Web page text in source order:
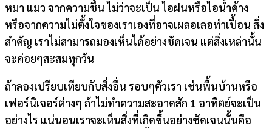
หมา แมว จากความชื้น ไม่ว่าจะเป็น ไอฝนหรือไอน้ำค้าง
หรือจากความไม่ตั้งใจของเราเองที่อาจเผลอเลอทำเปื้อน สิ่ง
สำคัญ เราไม่สามารถมองเห็นได้อย่างชัดเจน แต่สิ่งเหล่านั้น
จะค่อยๆสะสมทุกวัน
ถ้าลองเปรียบเทียบกับสิ่งอื่น รอบๆตัวเรา เช่นพื้นบ้านหรือ
เฟอร์นิเจอร์ต่างๆ ถ้าไม่ทำความสะอาดสัก 1 อาทิตย์จะเป็น
อย่างไร แน่นอนเราจะเห็นสิ่งที่เกิดขึ้นอย่างชัดเจนนั้นคือ